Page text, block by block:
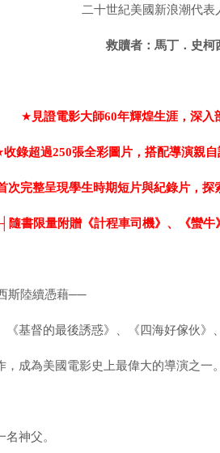
二十世紀美國新浪潮代
救贖者：馬丁．史柯
★ 見證電影大師60年輝煌生涯，深入
收錄超過250張全彩圖片，搭配導演親
次完整呈現學生時期短片與紀錄片，探
┤ 隨書限量附贈《計程車司機》、《蠻
斯陸續憑藉──
《基督的最後誘惑》、《四海好傢伙》
，成為美國電影史上最偉大的導演之一
神父。